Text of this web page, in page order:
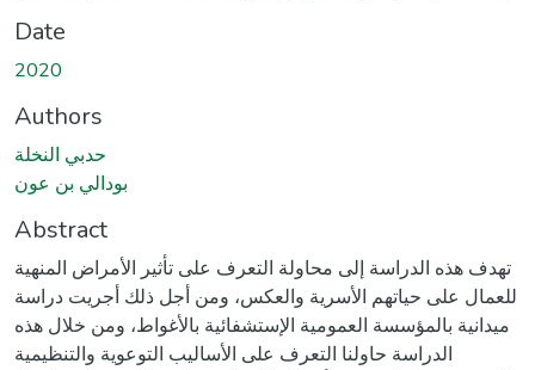
Date
2020
Authors
حدبي النخلة
بودالي بن عون
Abstract
تهدف هذه الدراسة إلى محاولة التعرف على تأثير الأمراض المنهية
للعمال على حياتهم الأسرية والعكس، ومن أجل ذلك أجريت دراسة
ميدانية بالمؤسسة العمومية الإستشفائية بالأغواط، ومن خلال هذه
الدراسة حاولنا التعرف على الأساليب التوعوية والتنظيمية